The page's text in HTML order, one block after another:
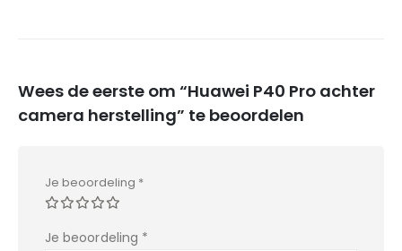
Wees de eerste om “Huawei P40 Pro achter
camera herstelling” te beoordelen
Je beoordeling *
Je beoordeling *